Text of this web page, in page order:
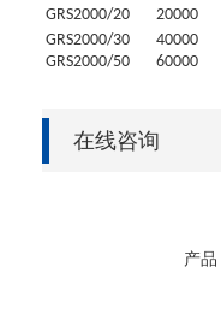
GRS2000/20 20000
GRS2000/30 40000
GRS2000/50 60000
在线咨询
产品